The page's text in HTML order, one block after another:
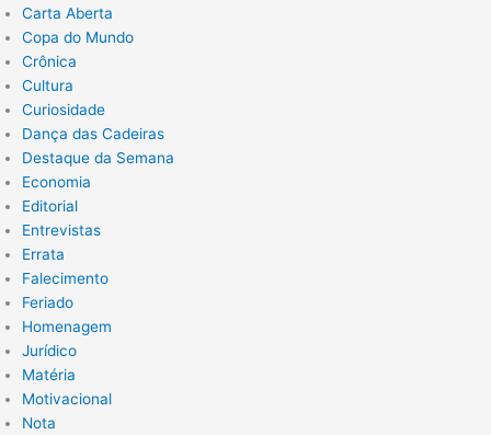
Carta Aberta
Copa do Mundo
Crônica
Cultura
Curiosidade
Dança das Cadeiras
Destaque da Semana
Economia
Editorial
Entrevistas
Errata
Falecimento
Feriado
Homenagem
Jurídico
Matéria
Motivacional
Nota